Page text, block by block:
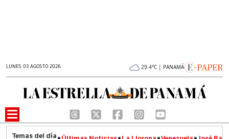
LUNES 03 AGOSTO 2026 29.4°C | PANAMÁ